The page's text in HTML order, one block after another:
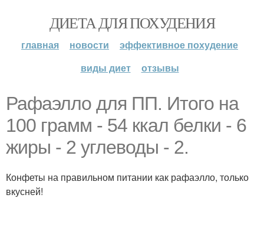
ДИЕТА ДЛЯ ПОХУДЕНИЯ
главная новости
эффективное похудение
виды диет
отзывы
Рафаэлло для ПП. Итого на
100 грамм - 54 ккал белки - 6
жиры - 2 углеводы - 2.
Конфеты на правильном питании как рафаэлло, только
вкусней!